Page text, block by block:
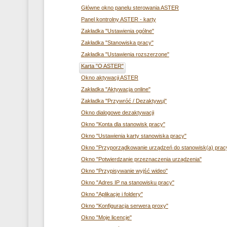
Główne okno panelu sterowania ASTER
Panel kontrolny ASTER - karty
Zakładka "Ustawienia ogólne"
Zakładka "Stanowiska pracy"
Zakładka "Ustawienia rozszerzone"
Karta "O ASTER"
Okno aktywacji ASTER
Zakładka "Aktywacja online"
Zakładka "Przywróć / Dezaktywuj"
Okno dialogowe dezaktywacji
Okno "Konta dla stanowisk pracy"
Okno "Ustawienia karty stanowiska pracy"
Okno "Przyporządkowanie urządzeń do stanowisk(a)
Okno "Potwierdzanie przeznaczenia urządzenia"
Okno "Przypisywanie wyjść wideo"
Okno "Adres IP na stanowisku pracy"
Okno "Aplikacje i foldery"
Okno "Konfiguracja serwera proxy"
Okno "Moje licencje"